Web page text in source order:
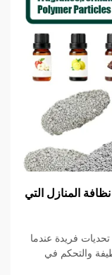
المنازل التي
فريدة عندما
والتحكم في